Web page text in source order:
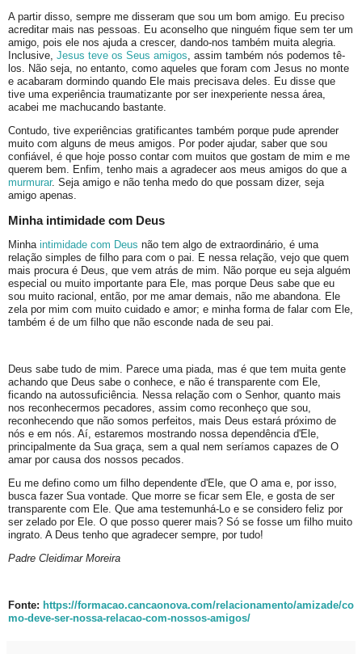
A partir disso, sempre me disseram que sou um bom amigo. Eu preciso
acreditar mais nas pessoas. Eu aconselho que ninguém fique sem ter um
amigo, pois ele nos ajuda a crescer, dando-nos também muita alegria.
Inclusive, Jesus teve os Seus amigos , assim também nós podemos tê-
los. Não seja, no entanto, como aqueles que foram com Jesus no monte
e acabaram dormindo quando Ele mais precisava deles. Eu disse que
tive uma experiência traumatizante por ser inexperiente nessa área,
acabei me machucando bastante.
Contudo, tive experiências gratificantes também porque pude aprender
muito com alguns de meus amigos. Por poder ajudar, saber que sou
confiável, é que hoje posso contar com muitos que gostam de mim e me
querem bem. Enfim, tenho mais a agradecer aos meus amigos do que a
murmurar. Seja amigo e não tenha medo do que possam dizer, seja
amigo apenas.
Minha intimidade com Deus
Minha intimidade com Deus não tem algo de extraordinário, é uma
relação simples de filho para com o pai. E nessa relação, vejo que quem
mais procura é Deus, que vem atrás de mim. Não porque eu seja alguém
especial ou muito importante para Ele, mas porque Deus sabe que eu
sou muito racional, então, por me amar demais, não me abandona. Ele
zela por mim com muito cuidado e amor; e minha forma de falar com Ele,
também é de um filho que não esconde nada de seu pai.
Deus sabe tudo de mim. Parece uma piada, mas é que tem muita gente
achando que Deus sabe o conhece, e não é transparente com Ele,
ficando na autossuficiência. Nessa relação com o Senhor, quanto mais
nos reconhecermos pecadores, assim como reconheço que sou,
reconhecendo que não somos perfeitos, mais Deus estará próximo de
nós e em nós. Aí, estaremos mostrando nossa dependência d'Ele,
principalmente da Sua graça, sem a qual nem seríamos capazes de O
amar por causa dos nossos pecados.
Eu me defino como um filho dependente d'Ele, que O ama e, por isso,
busca fazer Sua vontade. Que morre se ficar sem Ele, e gosta de ser
transparente com Ele. Que ama testemunhá-Lo e se considero feliz por
ser zelado por Ele. O que posso querer mais? Só se fosse um filho muito
ingrato. A Deus tenho que agradecer sempre, por tudo!
Padre Cleidimar Moreira
Fonte: https://formacao.cancaonova.com/relacionamento/amizade/co
mo-deve-ser-nossa-relacao-com-nossos-amigos/